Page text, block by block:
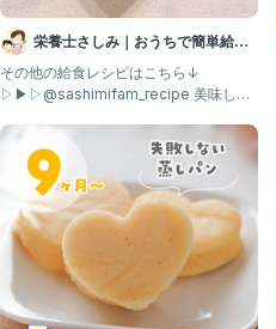
栄養士さしみ｜おうちで簡単給食
レシピ
その他の給食レシピはこちら↓
▷▶▷@sashimifam_recipe 美味しそ